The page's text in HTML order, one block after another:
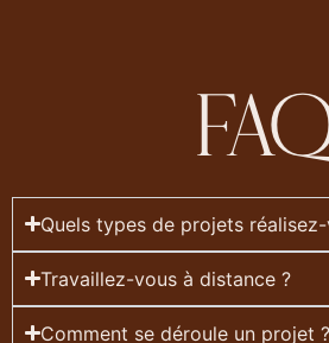
Quels types de projets
Travaillez-vous à distance ?
Comment se déroule un projet ?